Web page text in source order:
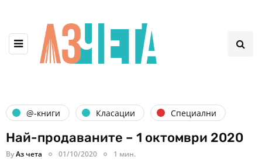
@-книги Класации Специални
Най-продаваните – 1 октомври 2020
ByАз чета 01/10/2020 1 мин.